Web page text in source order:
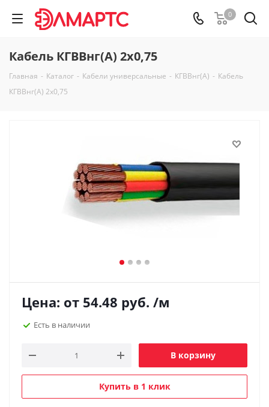
0
Кабель КГВВнг(А) 2х0,75
Главная - Каталог - Кабели универсальные - КГВВнг(А) - Кабель
КГВВнг(А) 2х0,75
Цена: от 54.48 руб. /м
Есть в наличии
В корзину
Купить в 1 клик